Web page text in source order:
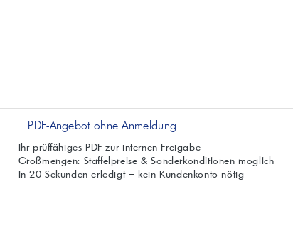
PDF-Angebot ohne Anmeldung
Ihr prüffähiges PDF zur internen Freigabe
Großmengen: Staffelpreise & Sonderkonditionen möglich
In 20 Sekunden erledigt – kein Kundenkonto nötig